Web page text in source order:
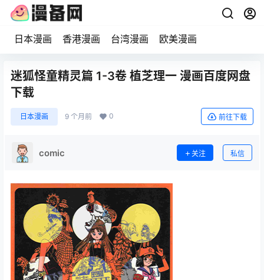
日本漫画 香港漫画 台湾漫画 欧美漫画
迷狐怪童精灵篇 1-3卷 植芝理一 漫画百度网盘
下载
日本漫画 9 个月前 0 前往下载
comic 关注 私信